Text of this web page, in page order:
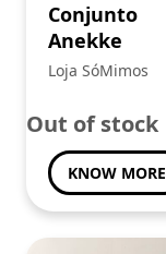
Conjunto
Anekke
Loja SóMimos
Out of stock
KNOW MORE